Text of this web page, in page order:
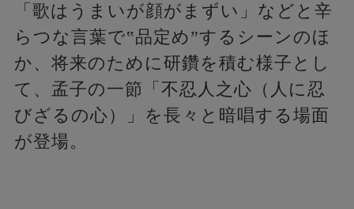
「歌はうまいが顔がまずい」などと辛
らつな言葉で‟品定め”するシーンのほ
か、将来のために研鑽を積む様子とし
て、孟子の一節「不忍人之心（人に忍
びざるの心）」を長々と暗唱する場面
が登場。